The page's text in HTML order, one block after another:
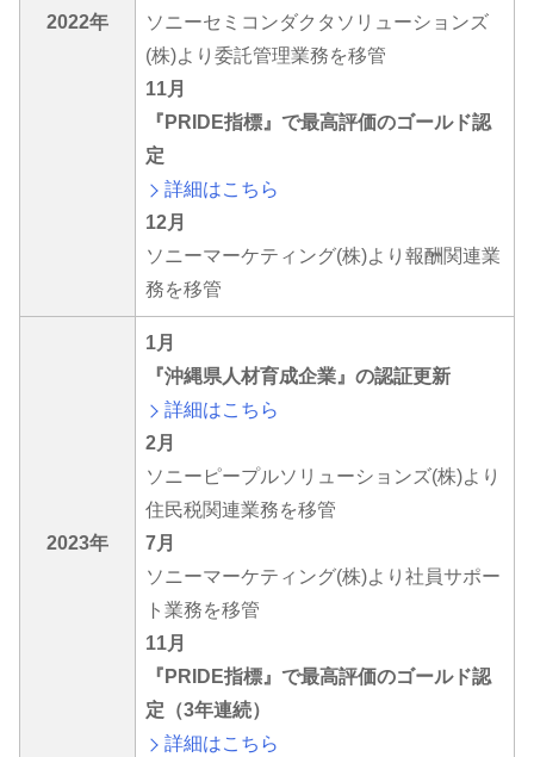
2022年
ソニーセミコンダクタソリューションズ
(株)より委託管理業務を移管
11月
『PRIDE指標』で最高評価のゴールド認
定
詳細はこちら
12月
ソニーマーケティング(株)より報酬関連業
務を移管
2023年
1月
『沖縄県人材育成企業』の認証更新
詳細はこちら
2月
ソニーピープルソリューションズ(株)より
住民税関連業務を移管
7月
ソニーマーケティング(株)より社員サポー
ト業務を移管
11月
『PRIDE指標』で最高評価のゴールド認
定（3年連続）
詳細はこちら